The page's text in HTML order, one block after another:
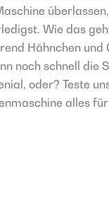
Wie das
Hähnchen
noch schnell die
oder? Teste
alles